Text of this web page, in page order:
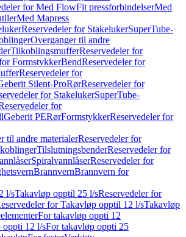
for Med FlowFit pressforbindelserMed
Med Mapress
Reservedeler for StakelukerSuperTube-
Overganger til andre
TilkoblingsmufferReservedeler for
FormstykkerBendReservedeler for
Reservedeler for
Silent-ProRørReservedeler for
for StakelukerSuperTube-
for
Geberit PERørFormstykkerReservedeler for
til andre materialerReservedeler for
TilslutningsbenderReservedeler for
SpiralvannlåserReservedeler for
BrannvernBrannvern for
l/sTakavløp opptil 25 l/sReservedeler for
for Takavløp opptil 12 l/sTakavløp
For takavløp oppti 12
oppti 12 l/sFor takavløp oppti 25